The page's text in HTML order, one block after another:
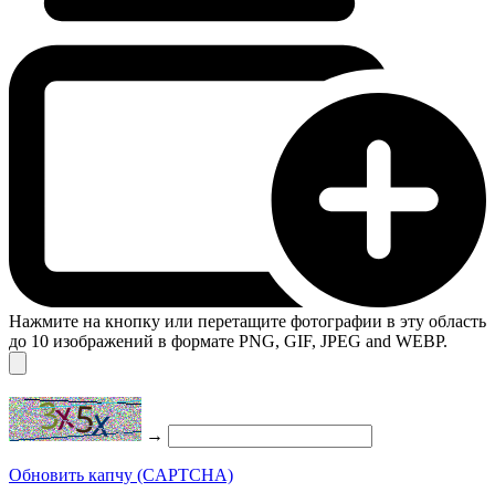
Нажмите на кнопку или перетащите фотографии в эту область
до 10 изображений в формате PNG, GIF, JPEG and WEBP.
→
Обновить капчу (CAPTCHA)